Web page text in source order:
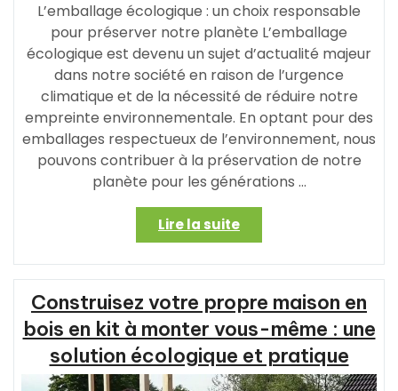
L’emballage écologique : un choix responsable
pour préserver notre planète L’emballage
écologique est devenu un sujet d’actualité majeur
dans notre société en raison de l’urgence
climatique et de la nécessité de réduire notre
empreinte environnementale. En optant pour des
emballages respectueux de l’environnement, nous
pouvons contribuer à la préservation de notre
planète pour les générations …
Lire la suite« Emballage
éco
:
Vers
un
Avenir
Durable
et
Responsable »
Construisez votre propre maison en
bois en kit à monter vous-même : une
solution écologique et pratique